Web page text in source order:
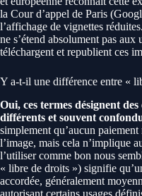
la Cour d’appel de Paris
l’affichage de vignettes
ne s’étend absolument pas
téléchargent et republient ces
Y a-t-il une différence entre «
Oui, ces termes désignent
différents et souvent
simplement qu’aucun
l’image, mais cela n’implique
l’utiliser comme bon nous
« libre de droits ») signifie
accordée, généralement
autorisant certains usages